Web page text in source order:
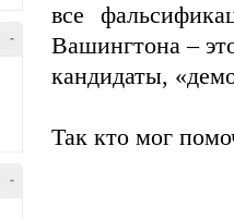
-
-
все
Вашингтона –
кандидаты,
Так кто мог